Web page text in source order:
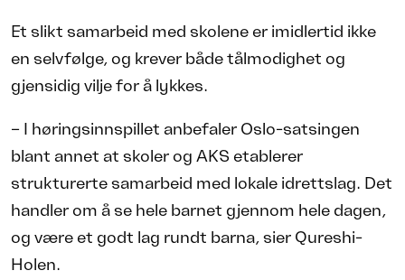
Et slikt samarbeid med skolene er imidlertid ikke
en selvfølge, og krever både tålmodighet og
gjensidig vilje for å lykkes.
– I høringsinnspillet anbefaler Oslo-satsingen
blant annet at skoler og AKS etablerer
strukturerte samarbeid med lokale idrettslag. Det
handler om å se hele barnet gjennom hele dagen,
og være et godt lag rundt barna, sier Qureshi-
Holen.